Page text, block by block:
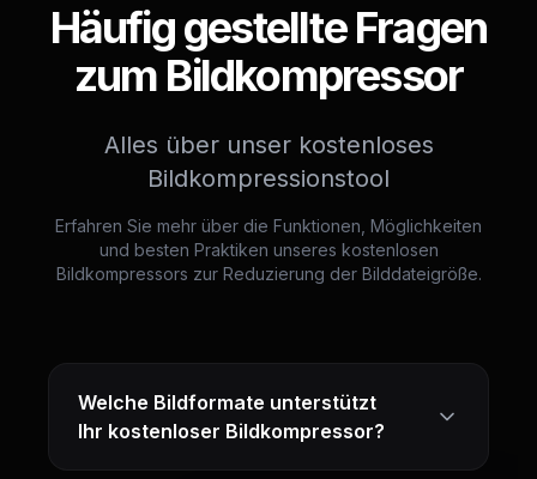
Häufig gestellte Fragen
zum Bildkompressor
Alles über unser kostenloses
Bildkompressionstool
Erfahren Sie mehr über die Funktionen, Möglichkeiten
und besten Praktiken unseres kostenlosen
Bildkompressors zur Reduzierung der Bilddateigröße.
Welche Bildformate unterstützt
Ihr kostenloser Bildkompressor?